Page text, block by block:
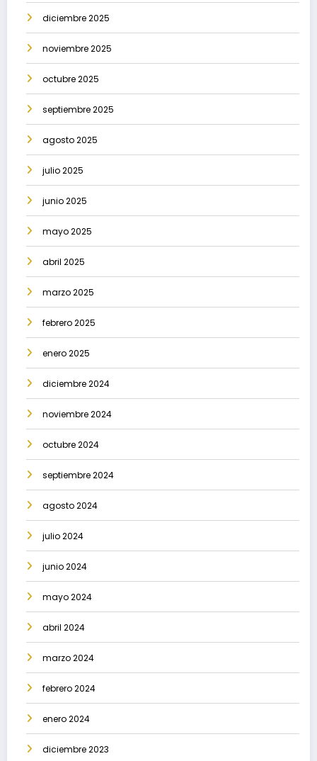
diciembre 2025
noviembre 2025
octubre 2025
septiembre 2025
agosto 2025
julio 2025
junio 2025
mayo 2025
abril 2025
marzo 2025
febrero 2025
enero 2025
diciembre 2024
noviembre 2024
octubre 2024
septiembre 2024
agosto 2024
julio 2024
junio 2024
mayo 2024
abril 2024
marzo 2024
febrero 2024
enero 2024
diciembre 2023